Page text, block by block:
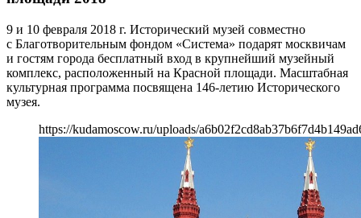
9 и 10 февраля 2018 г. Исторический музей совместно
с Благотворительным фондом «Система» подарят москвичам
и гостям города бесплатный вход в крупнейший музейный
комплекс, расположенный на Красной площади. Масштабная
культурная программа посвящена 146-летию Исторического
музея.
https://kudamoscow.ru/uploads/